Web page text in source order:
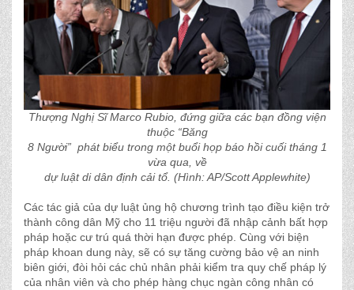
Thượng Nghị Sĩ Marco Rubio, đứng giữa các bạn đồng viện
thuộc “Băng
8 Người” phát biểu trong một buổi họp báo hồi cuối tháng 1
vừa qua, về
dự luật di dân định cải tổ. (Hình: AP/Scott Applewhite)
Các tác giả của dự luật ủng hộ chương trình tạo điều kiện trở
thành công dân Mỹ cho 11 triệu người đã nhập cảnh bất hợp
pháp hoặc cư trú quá thời hạn được phép. Cùng với biện
pháp khoan dung này, sẽ có sự tăng cường bảo vệ an ninh
biên giới, đòi hỏi các chủ nhân phải kiểm tra quy chế pháp lý
của nhân viên và cho phép hàng chục ngàn công nhân có